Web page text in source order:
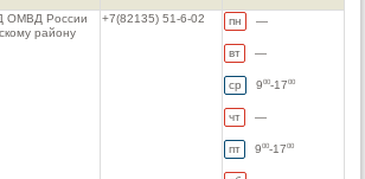
ОМВД России
району
+7(82135) 51-6-02 пн —
вт —
ср 900 -1700
чт —
пт 900 -1700